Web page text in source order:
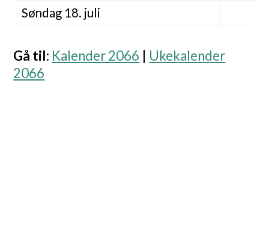
Søndag 18. juli
Gå til: Kalender 2066
Ukekalender
2066